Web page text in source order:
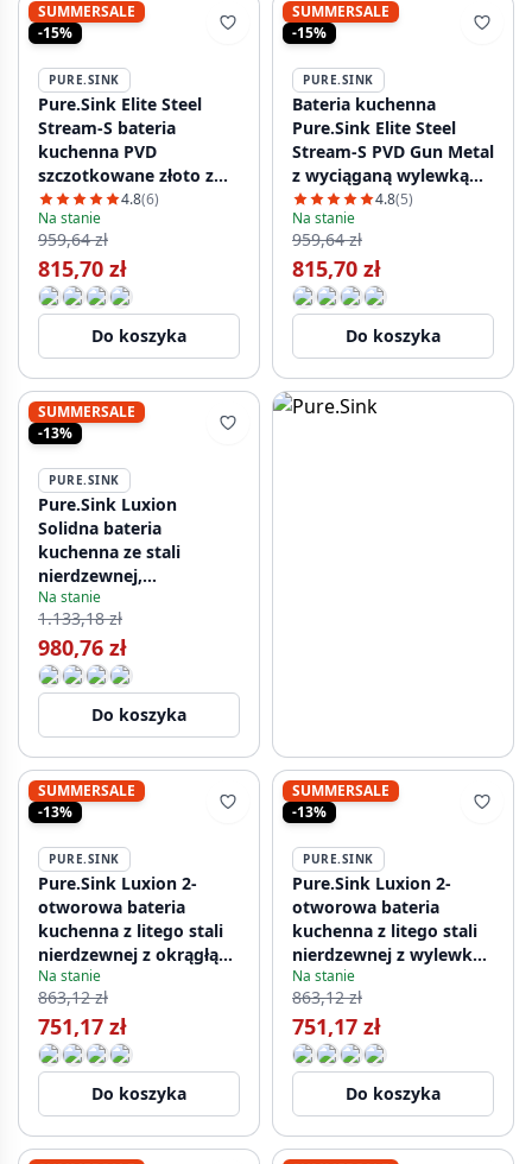
SUMMERSALE
-15%
PURE.SINK
Pure.Sink Elite Steel
Stream-S bateria
kuchenna PVD
szczotkowane złoto z
wyciąganą wylewką
PS8045-60
4.8(6)
Na stanie
959,64 zł
815,70 zł
Do koszyka
SUMMERSALE
-15%
PURE.SINK
Bateria kuchenna
Pure.Sink Elite Steel
Stream-S PVD Gun Metal
z wyciąganą wylewką
PS8045-614.8(5)
Na stanie
959,64 zł
815,70 zł
Do koszyka
SUMMERSALE
-13%
PURE.SINK
Pure.Sink Luxion
Solidna bateria
kuchenna ze stali
nierdzewnej,
kwadratowa, z
wyciąganą wylewką
PLXSQUA-02
Na stanie
1.133,18 zł
980,76 zł
Do koszyka
SUMMERSALE
-13%
PURE.SINK
Pure.Sink Luxion 2-
otworowa bateria
kuchenna z litego stali
nierdzewnej z okrągłą
wylewką PLX2HR-02
Na stanie
863,12 zł
751,17 zł
Do koszyka
SUMMERSALE
-13%
PURE.SINK
Pure.Sink Luxion 2-
otworowa bateria
kuchenna z litego stali
nierdzewnej z wylewką
w kształcie litery U
PLX2HU-02
Na stanie
863,12 zł
751,17 zł
Do koszyka